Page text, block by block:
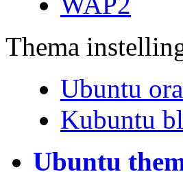
Thema
Ubuntu
Kubuntu
Ubuntu